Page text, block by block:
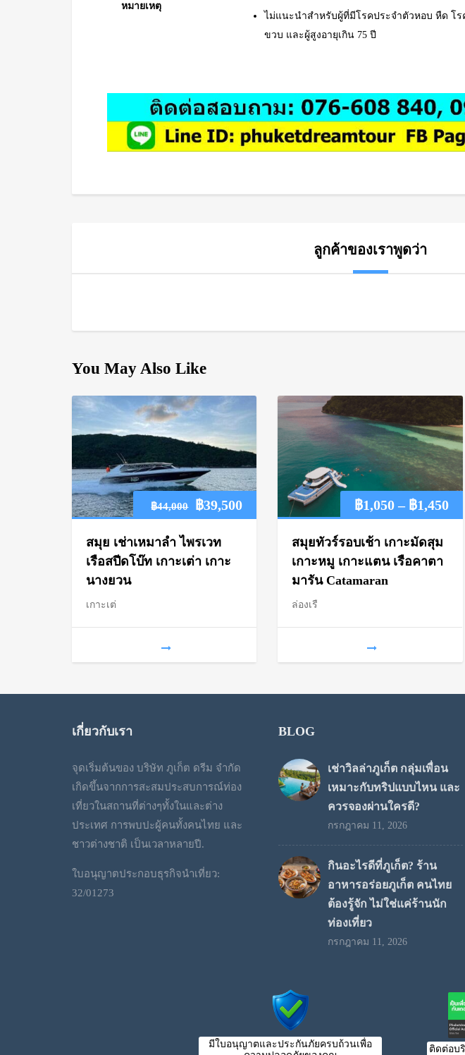
หมายเหตุ
ไม่แนะนำสำหรับผู้ที่มีโรคประจำตัวหอบ หืด โร
ขวบ และผู้สูงอายุเกิน 75 ปี
ลูกค้าของเราพูดว่า
You May Also Like
฿44,000
Original
was:
฿39,500Current
฿39,500.
สมุย เช่าเหมาลำ ไพรเวท
เรือสปีดโบ๊ท เกาะเต่า เกาะ
นางยวน
เกาะเต่
฿1,050 – ฿1,450
สมุยทัวร์รอบเช้า เกาะมัดสุม
เกาะหมู เกาะแตน เรือคาตา
มารัน Catamaran
ล่องเรื
เกี่ยวกับเรา
จุดเริ่มต้นของ บริษัท ภูเก็ต ดรีม จำกัด
เกิดขึ้นจากการสะสมประสบการณ์ท่อง
เที่ยวในสถานที่ต่างๆทั้งในและต่าง
ประเทศ การพบปะผู้คนทั้งคนไทย และ
ชาวต่างชาติ เป็นเวลาหลายปี.
ใบอนุญาตประกอบธุรกิจนำเที่ยว:
32/01273
BLOG
เช่าวิลล่าภูเก็ต กลุ่มเพื่อน
เหมาะกับทริปแบบไหน และ
ควรจองผ่านใครดี?
กรกฎาคม 11, 2026
กินอะไรดีที่ภูเก็ต? ร้าน
อาหารอร่อยภูเก็ต คนไทย
ต้องรู้จัก ไม่ใช่แค่ร้านนัก
ท่องเที่ยว
กรกฎาคม 11, 2026
มีใบอนุญาตและประกันภัยครบถ้วนเพื่อ
ติดต่อบ